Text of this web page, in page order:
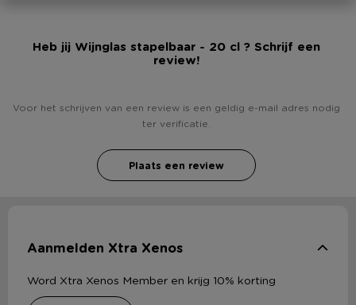
Heb jij Wijnglas stapelbaar - 20 cl ? Schrijf een
review!
Voor het schrijven van een review is een geldig e-mail adres nodig
ter verificatie.
Plaats een review
Aanmelden Xtra Xenos
Word Xtra Xenos Member en krijg 10% korting